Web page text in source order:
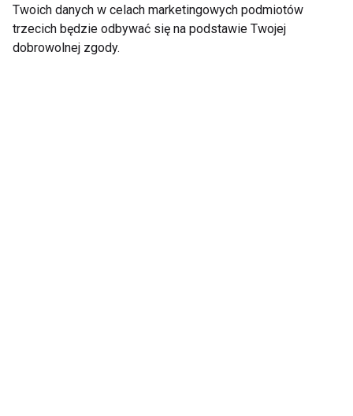
Twoich danych w celach marketingowych podmiotów
trzecich będzie odbywać się na podstawie Twojej
dobrowolnej zgody.